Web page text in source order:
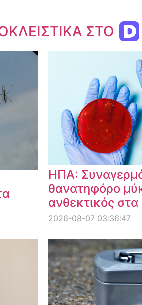
ΣΤΟ
ΗΠΑ:
θανατηφόρο
ανθεκτικός
2026-08-07 03:36:47